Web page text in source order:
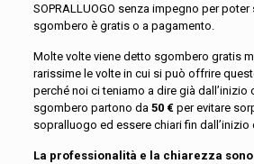
SOPRALLUOGO senza impegno per
sgombero è gratis o a pagamento.
Molte volte viene detto sgombero gratis
rarissime le volte in cui si può offrire
perché noi ci teniamo a dire già dall’inizio
sgombero partono da 50 €per evitare
sopralluogo ed essere chiari fin dall’inizio
La professionalità e la chiarezza